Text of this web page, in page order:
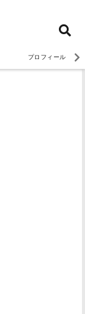
プロフィール